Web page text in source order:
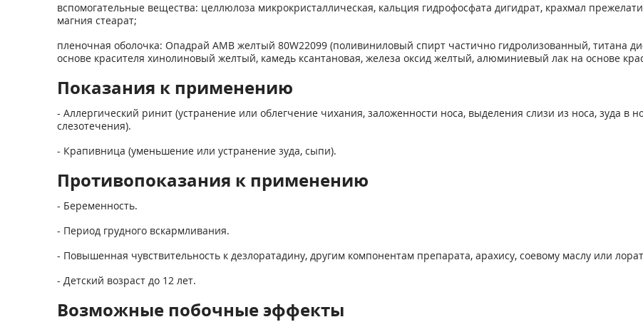
вспомогательные вещества: целлюлоза микрокристаллическая, кальция гидрофосфата дигидрат, крахмал
магния стеарат;
пленочная оболочка: Опадрай АМВ желтый 80W22099 (поливиниловый спирт частично гидролизованный, титана
основе красителя хинолиновый желтый, камедь ксантановая, железа оксид желтый, алюминиевый лак на основе
Показания к применению
- Аллергический ринит (устранение или облегчение чихания, заложенности носа, выделения слизи из носа, зуда в
слезотечения).
- Крапивница (уменьшение или устранение зуда, сыпи).
Противопоказания к применению
- Беременность.
- Период грудного вскармливания.
- Повышенная чувствительность к дезлоратадину, другим компонентам препарата, арахису, соевому маслу или
- Детский возраст до 12 лет.
Возможные побочные эффекты